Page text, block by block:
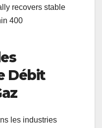
recovers stable
400
Débit
les industries